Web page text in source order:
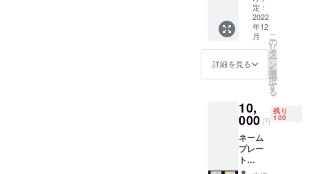
スをご
用意(今
後来店
時には
こちら
のグラ
スを使
用いた
す) ※お
連れ様
は別。
定：
2022
年12
月
詳細を見る
こ
の
リ
タ
ー
ン
を
選
択
す
る
10,
000 円
残り
100
ネーム
プレー
ト
10,000